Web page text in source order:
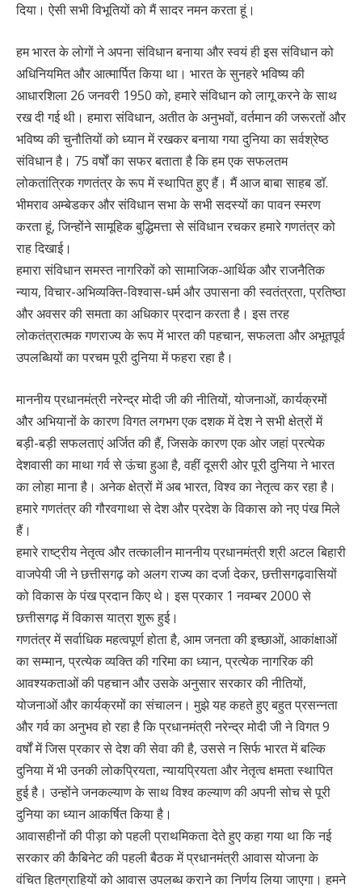
दिया। ऐसी सभी विभूतियों को मैं सादर नमन करता हूं।
हम भारत के लोगों ने अपना संविधान बनाया और स्वयं ही इस संविधान को
अधिनियमित और आत्मार्पित किया था। भारत के सुनहरे भविष्य की
आधारशिला 26 जनवरी 1950 को, हमारे संविधान को लागू करने के साथ
रख दी गई थी। हमारा संविधान, अतीत के अनुभवों, वर्तमान की जरूरतों और
भविष्य की चुनौतियों को ध्यान में रखकर बनाया गया दुनिया का सर्वश्रेष्ठ
संविधान है। 75 वर्षों का सफर बताता है कि हम एक सफलतम
लोकतांत्रिक गणतंत्र के रूप में स्थापित हुए हैं। मैं आज बाबा साहब डॉ.
भीमराव अम्बेडकर और संविधान सभा के सभी सदस्यों का पावन स्मरण
करता हूं, जिन्होंने सामूहिक बुद्धिमत्ता से संविधान रचकर हमारे गणतंत्र को
राह दिखाई।
हमारा संविधान समस्त नागरिकों को सामाजिक-आर्थिक और राजनैतिक
न्याय, विचार-अभिव्यक्ति-विश्वास-धर्म और उपासना की स्वतंत्रता, प्रतिष्ठा
और अवसर की समता का अधिकार प्रदान करता है। इस तरह
लोकतंत्रात्मक गणराज्य के रूप में भारत की पहचान, सफलता और अभूतपूर्व
उपलब्धियों का परचम पूरी दुनिया में फहरा रहा है।
माननीय प्रधानमंत्री नरेन्द्र मोदी जी की नीतियों, योजनाओं, कार्यक्रमों
और अभियानों के कारण विगत लगभग एक दशक में देश ने सभी क्षेत्रों में
बड़ी-बड़ी सफलताएं अर्जित की हैं, जिसके कारण एक ओर जहां प्रत्येक
देशवासी का माथा गर्व से ऊंचा हुआ है, वहीं दूसरी ओर पूरी दुनिया ने भारत
का लोहा माना है। अनेक क्षेत्रों में अब भारत, विश्व का नेतृत्व कर रहा है।
हमारे गणतंत्र की गौरवगाथा से देश और प्रदेश के विकास को नए पंख मिले
हैं।
हमारे राष्ट्रीय नेतृत्व और तत्कालीन माननीय प्रधानमंत्री श्री अटल बिहारी
वाजपेयी जी ने छत्तीसगढ़ को अलग राज्य का दर्जा देकर, छत्तीसगढ़वासियों
को विकास के पंख प्रदान किए थे। इस प्रकार 1 नवम्बर 2000 से
छत्तीसगढ़ में विकास यात्रा शुरू हुई।
गणतंत्र में सर्वाधिक महत्वपूर्ण होता है, आम जनता की इच्छाओं, आकांक्षाओं
का सम्मान, प्रत्येक व्यक्ति की गरिमा का ध्यान, प्रत्येक नागरिक की
आवश्यकताओं की पहचान और उसके अनुसार सरकार की नीतियों,
योजनाओं और कार्यक्रमों का संचालन। मुझे यह कहते हुए बहुत प्रसन्नता
और गर्व का अनुभव हो रहा है कि प्रधानमंत्री नरेन्द्र मोदी जी ने विगत 9
वर्षों में जिस प्रकार से देश की सेवा की है, उससे न सिर्फ भारत में बल्कि
दुनिया में भी उनकी लोकप्रियता, न्यायप्रियता और नेतृत्व क्षमता स्थापित
हुई है। उन्होंने जनकल्याण के साथ विश्व कल्याण की अपनी सोच से पूरी
दुनिया का ध्यान आकर्षित किया है।
आवासहीनों की पीड़ा को पहली प्राथमिकता देते हुए कहा गया था कि नई
सरकार की कैबिनेट की पहली बैठक में प्रधानमंत्री आवास योजना के
वंचित हितग्राहियों को आवास उपलब्ध कराने का निर्णय लिया जाएगा। हमने